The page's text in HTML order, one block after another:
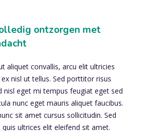
ontzorgen met
aliquet convallis, arcu elit ultricies
nisl ut tellus. Sed porttitor risus
nisl eget mi tempus feugiat eget sed
nunc eget mauris aliquet faucibus.
sit amet cursus sollicitudin. Sed
ultrices elit eleifend sit amet.